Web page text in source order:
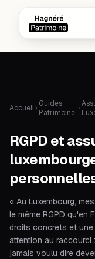
Accueil Guides
Patrimoine
RGPD et
« Au Luxembourg,
le même RGPD qu'en
droits concrets et une
attention au
jamais voulu dire